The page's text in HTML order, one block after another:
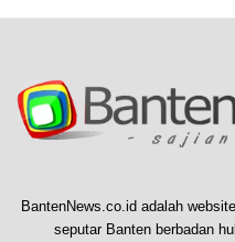
BantenNews.co.id adalah
seputar Banten berbadan